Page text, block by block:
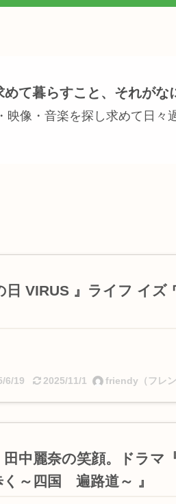
て暮らすこと、それがな
映像・音楽を探し求めて日々
日 VIRUS 』ライフ イズ
6/19 2025/11/1 friendy（フレン
中麗奈の笑顔。ドラマ
く～四国 遍路道～ 』